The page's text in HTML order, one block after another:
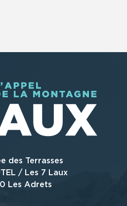
des Terrasses
/ Les 7 Laux
Les Adrets